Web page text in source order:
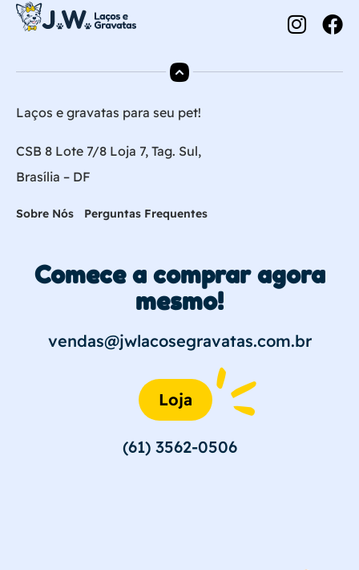
Laços e gravatas para seu pet!
CSB 8 Lote 7/8 Loja 7, Tag. Sul,
Brasília – DF
Sobre Nós Perguntas Frequentes
Comece a comprar agora
mesmo!
vendas@jwlacosegravatas.com.br
Loja
(61) 3562-0506